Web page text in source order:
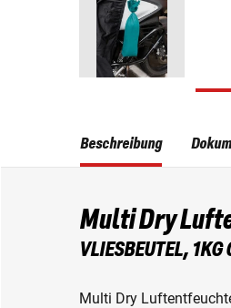
Beschreibung
Multi Dry
VLIESBEUTEL, 1KG
Multi Dry